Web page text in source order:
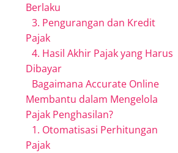
Berlaku
3. Pengurangan dan Kredit
Pajak
4. Hasil Akhir Pajak yang Harus
Dibayar
Bagaimana Accurate Online
Membantu dalam Mengelola
Pajak Penghasilan?
1. Otomatisasi Perhitungan
Pajak